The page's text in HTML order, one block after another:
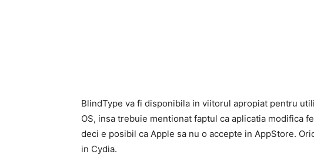
BlindType va fi disponibila in viitorul apropiat pentru
OS, insa trebuie mentionat faptul ca aplicatia modifica
deci e posibil ca Apple sa nu o accepte in AppStore.
in Cydia.